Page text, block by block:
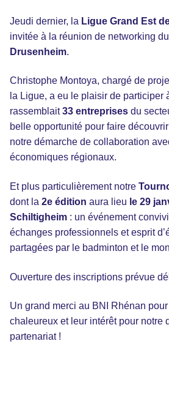
Jeudi dernier, la Ligue Grand Est
invitée à la réunion de networking du
Drusenheim.
Christophe Montoya, chargé de
la Ligue, a eu le plaisir de participer
rassemblait33 entreprises du
belle opportunité pour faire
notre démarche de collaboration
économiques régionaux.
Et plus particulièrement notre
dont la 2e édition aura lieu le 29
Schiltigheim : un événement
échanges professionnels et esprit
partagées par le badminton et le
Ouverture des inscriptions prévue
Un grand merci au BNI Rhénan pour
chaleureux et leur intérêt pour notre
partenariat !